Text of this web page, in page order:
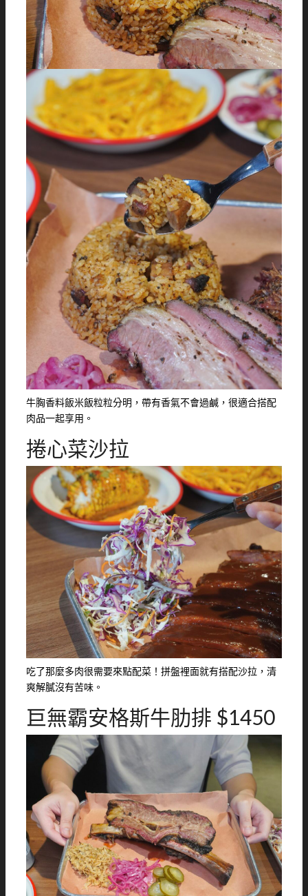
牛胸香料飯米飯粒粒分明，帶有香氣不會過鹹，很適合搭配
肉品一起享用。
捲心菜沙拉
吃了那麼多肉很需要來點配菜！拼盤裡面就有搭配沙拉，清
爽解膩沒有苦味。
巨無霸安格斯牛肋排 $1450